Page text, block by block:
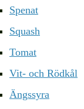
Spenat
Squash
Tomat
Vit- och Rödkål
Ängssyra